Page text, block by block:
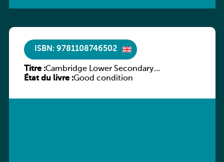
ISBN: 9781108746502
Titre :Cambridge Lower Secondary
Mathematics Workbook 9
État du livre :Good condition